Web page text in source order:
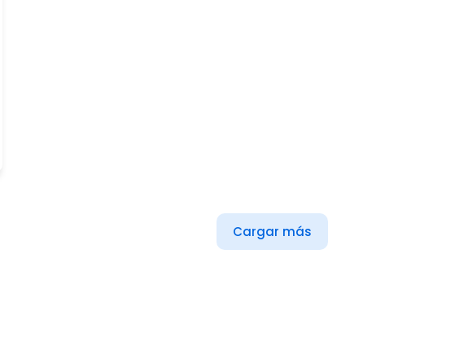
Cargar más